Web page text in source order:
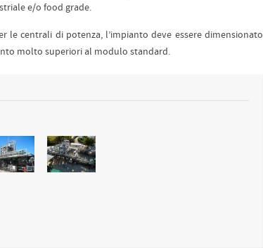
e/o food grade.
le centrali di potenza, l’impianto deve essere dimensionato
molto superiori al modulo standard.